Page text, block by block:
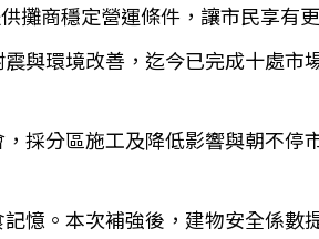
商穩定營運條件，讓市民享有
與環境改善，迄今已完成十處市
採分區施工及降低影響與朝不停
憶。本次補強後，建物安全係數